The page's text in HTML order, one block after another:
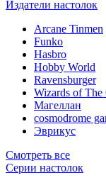
Издатели настолок
Arcane Tinmen
Funko
Hasbro
Hobby World
Ravensburger
Wizards of The
Магеллан
сosmodrome
Эврикус
Смотреть все
Серии настолок